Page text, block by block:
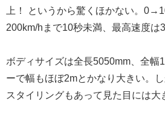
上！ というから驚くほかない。
200km/hまで10秒未満、最高速度は
ボディサイズは全長5050mm、全幅
ーで幅もほぼ2mとかなり大きい。
スタイリングもあって見た目には大